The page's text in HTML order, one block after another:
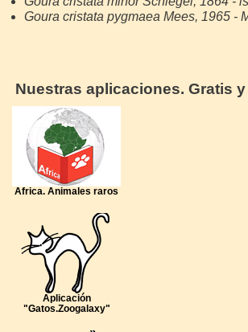
Goura cristata pygmaea Mees, 1965 -
Nuestras aplicaciones. Gratis
Africa. Animales raros
Aplicación
"Gatos.Zoogalaxy"